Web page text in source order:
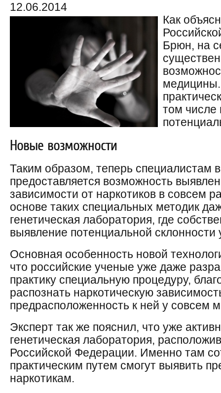
12.06.2014
Как
Брюн, на
медицины.
том числе
Новые возможности
Таким образом, теперь специалистам
предоставляется возможность
зависимости от наркотиков в совсем
основе таких специальных методик
генетическая лаборатория, где
выявление потенциальной склонности
Основная особенность новой
что российские ученые уже даже
практику специальную процедуру,
распознать наркотическую
предрасположенность к ней у совсем
Эксперт так же пояснил, что уже
генетическая лаборатория,
Российской Федерации. Именно там
практическим путем смогут выявить
наркотикам.